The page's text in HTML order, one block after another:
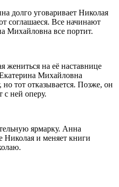
долго уговаривает Николая
соглашаеся. Все начинают
Михайловна все портит.
жениться на её наставнице
Михайловна
тот отказывается. Позже, он
с ней оперу.
ярмарку. Анна
Николая и меняет книги